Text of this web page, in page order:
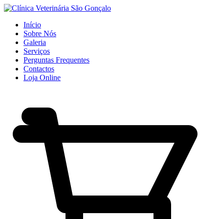
Início
Sobre Nós
Galeria
Serviços
Perguntas Frequentes
Contactos
Loja Online